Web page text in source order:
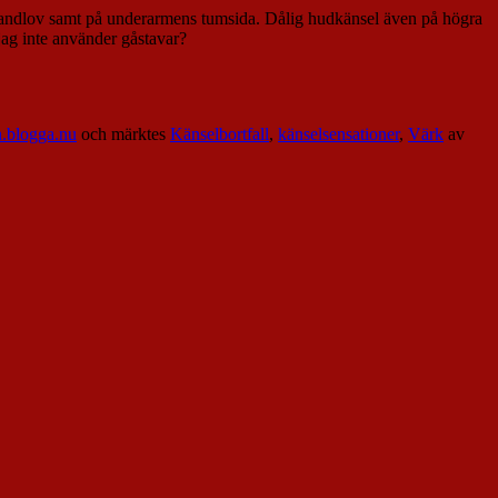
samt på underarmens tumsida. Dålig hudkänsel även på högra
inte använder gåstavar?
och märktes Känselbortfall, känselsensationer, Värk av